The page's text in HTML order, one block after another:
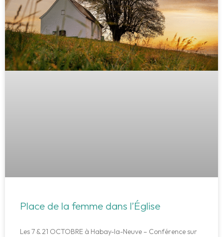
Place de la femme dans l’Église
Les 7 & 21 OCTOBRE à Habay-la-Neuve – Conférence sur